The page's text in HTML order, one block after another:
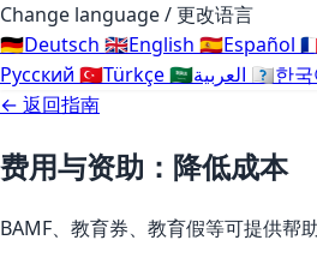
Change language / 更改语言
🇩🇪Deutsch 🇬🇧English 🇪🇸Español
Русский 🇹🇷Türkçe🇸🇦 🇰🇷한국
← 返回指南
费用与资助：降低成本
BAMF、教育券、教育假等可提供帮